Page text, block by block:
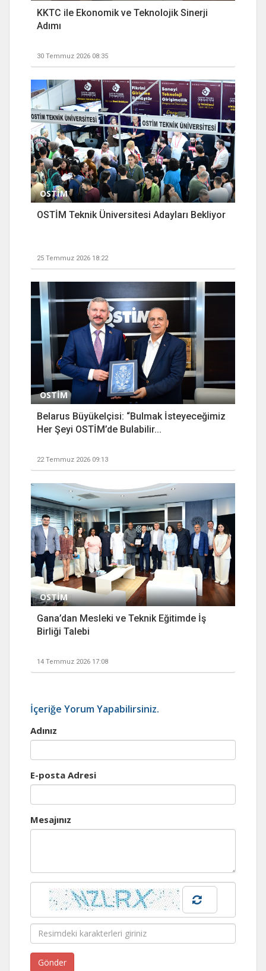
KKTC ile Ekonomik ve Teknolojik Sinerji
Adımı
30 Temmuz 2026 08:35
OSTİM
OSTİM Teknik Üniversitesi Adayları Bekliyor
25 Temmuz 2026 18:22
OSTİM
Belarus Büyükelçisi: “Bulmak İsteyeceğimiz
Her Şeyi OSTİM’de Bulabilir...
22 Temmuz 2026 09:13
OSTİM
Gana’dan Mesleki ve Teknik Eğitimde İş
Birliği Talebi
14 Temmuz 2026 17:08
İçeriğe Yorum Yapabilirsiniz.
Adınız
E-posta Adresi
Mesajınız